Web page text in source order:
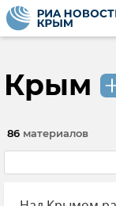
Крым
86 материалов